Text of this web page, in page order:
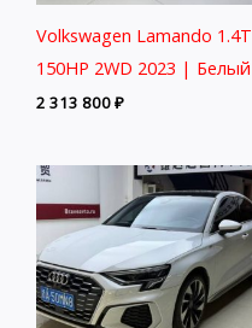
Volkswagen Lamando 1.4T
150HP 2WD 2023 | Белый
2 313 800₽